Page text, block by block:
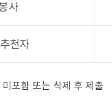
사
천자
포함 또는 삭제 후 제출